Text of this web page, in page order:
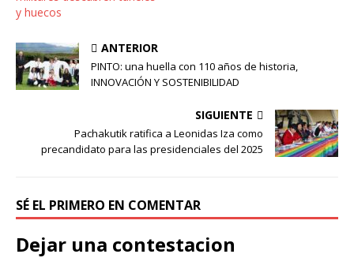
y huecos
ANTERIOR
PINTO: una huella con 110 años de historia,
INNOVACIÓN Y SOSTENIBILIDAD
SIGUIENTE
Pachakutik ratifica a Leonidas Iza como
precandidato para las presidenciales del 2025
SÉ EL PRIMERO EN COMENTAR
Dejar una contestacion